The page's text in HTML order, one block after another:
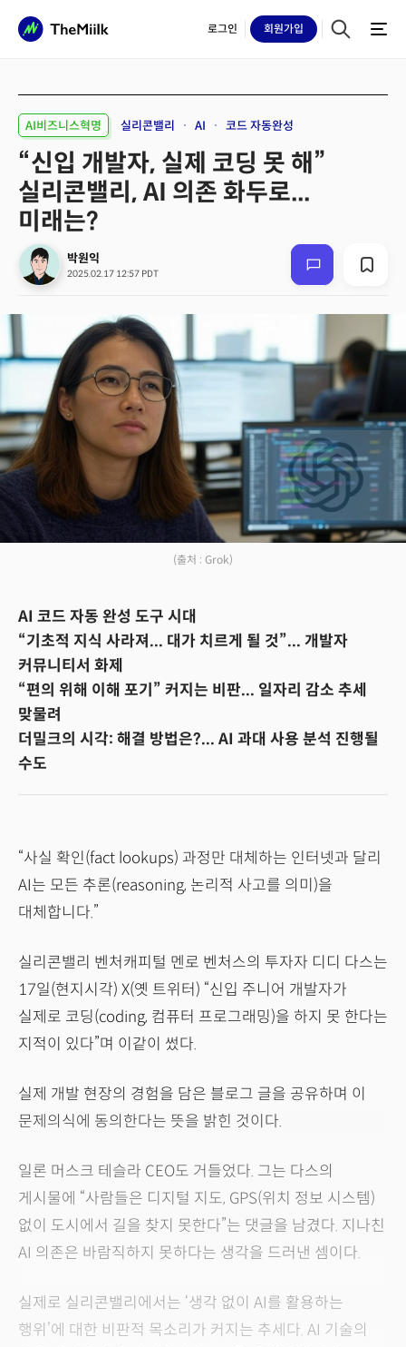
로그인 회원가입
AI비즈니스혁명 실리콘밸리 AI 코드 자동완성
“신입 개발자, 실제 코딩 못 해”
실리콘밸리, AI 의존 화두로...
미래는?
박원익
2025.02.17 12:57 PDT
(출처 : Grok)
AI 코드 자동 완성 도구 시대
“기초적 지식 사라져... 대가 치르게 될 것”... 개발자
커뮤니티서 화제
“편의 위해 이해 포기” 커지는 비판... 일자리 감소 추세
맞물려
더밀크의 시각: 해결 방법은?... AI 과대 사용 분석 진행될
수도
“사실 확인(fact lookups) 과정만 대체하는 인터넷과 달리
AI는 모든 추론(reasoning, 논리적 사고를 의미)을
대체합니다.”
실리콘밸리 벤처캐피털 멘로 벤처스의 투자자 디디 다스는
17일(현지시각) X(옛 트위터) “신입 주니어 개발자가
실제로 코딩(coding, 컴퓨터 프로그래밍)을 하지 못 한다는
지적이 있다”며 이같이 썼다.
실제 개발 현장의 경험을 담은 블로그 글을 공유하며 이
문제의식에 동의한다는 뜻을 밝힌 것이다.
일론 머스크 테슬라 CEO도 거들었다. 그는 다스의
게시물에 “사람들은 디지털 지도, GPS(위치 정보 시스템)
없이 도시에서 길을 찾지 못한다”는 댓글을 남겼다. 지나친
AI 의존은 바람직하지 못하다는 생각을 드러낸 셈이다.
실제로 실리콘밸리에서는 ‘생각 없이 AI를 활용하는
행위’에 대한 비판적 목소리가 커지는 추세다. AI 기술의